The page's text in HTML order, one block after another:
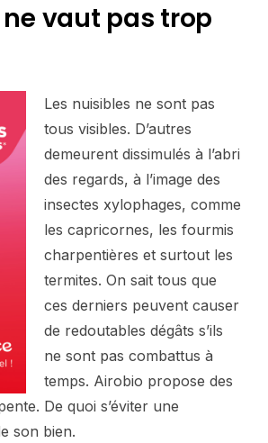
vaut pas trop
Les nuisibles ne sont pas
tous visibles. D’autres
demeurent dissimulés à l’abri
des regards, à l’image des
insectes xylophages, comme
les capricornes, les fourmis
charpentières et surtout les
termites. On sait tous que
ces derniers peuvent causer
de redoutables dégâts s’ils
ne sont pas combattus à
temps. Airobio propose des
De quoi s’éviter une
son bien.